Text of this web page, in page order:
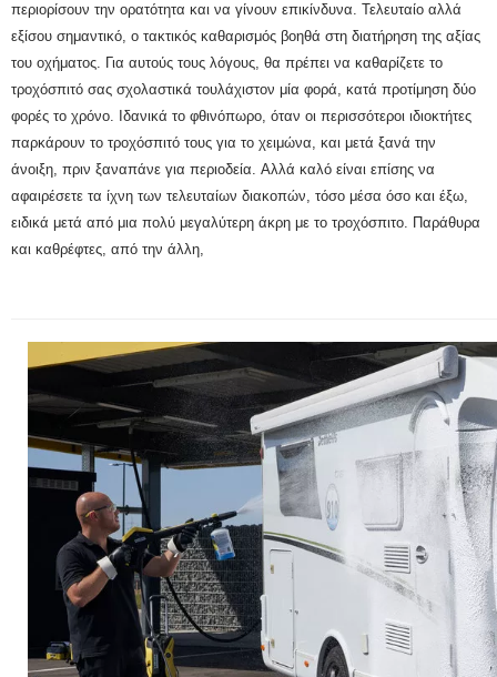
περιορίσουν την ορατότητα και να γίνουν επικίνδυνα. Τελευταίο αλλά
εξίσου σημαντικό, ο τακτικός καθαρισμός βοηθά στη διατήρηση της αξίας
του οχήματος. Για αυτούς τους λόγους, θα πρέπει να καθαρίζετε το
τροχόσπιτό σας σχολαστικά τουλάχιστον μία φορά, κατά προτίμηση δύο
φορές το χρόνο. Ιδανικά το φθινόπωρο, όταν οι περισσότεροι ιδιοκτήτες
παρκάρουν το τροχόσπιτό τους για το χειμώνα, και μετά ξανά την
άνοιξη, πριν ξαναπάνε για περιοδεία. Αλλά καλό είναι επίσης να
αφαιρέσετε τα ίχνη των τελευταίων διακοπών, τόσο μέσα όσο και έξω,
ειδικά μετά από μια πολύ μεγαλύτερη άκρη με το τροχόσπιτο. Παράθυρα
και καθρέφτες, από την άλλη,